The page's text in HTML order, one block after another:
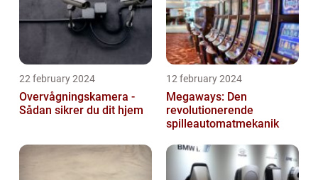
22 february 2024
Overvågningskamera -
Sådan sikrer du dit hjem
12 february 2024
Megaways: Den
revolutionerende
spilleautomatmekanik